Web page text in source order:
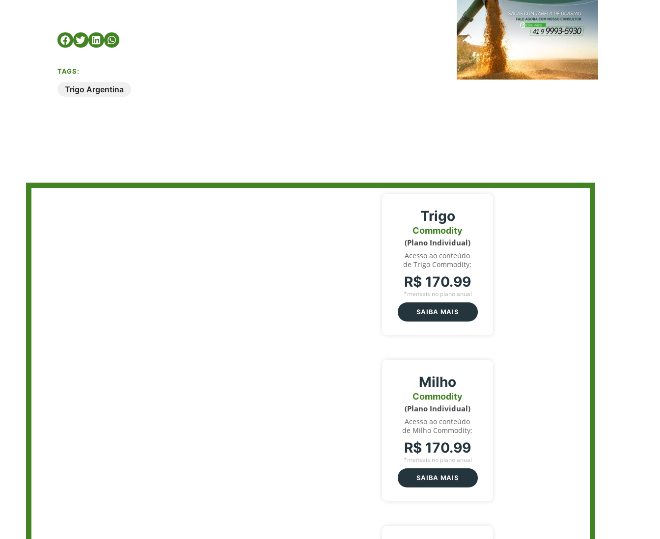
TAGS:
Trigo Argentina
Trigo
Commodity
(Plano Individual)
Acesso ao conteúdo
de Trigo Commodity;
R$ 170.99
*mensais no plano anual
SAIBA MAIS
Milho
Commodity
(Plano Individual)
Acesso ao conteúdo
de Milho Commodity;
R$ 170.99
*mensais no plano anual
SAIBA MAIS